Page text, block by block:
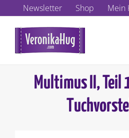
Inhalt
springen
Newsletter Shop Mein
Multimus II, Teil